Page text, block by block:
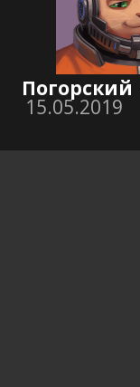
Погорский
15.05.2019